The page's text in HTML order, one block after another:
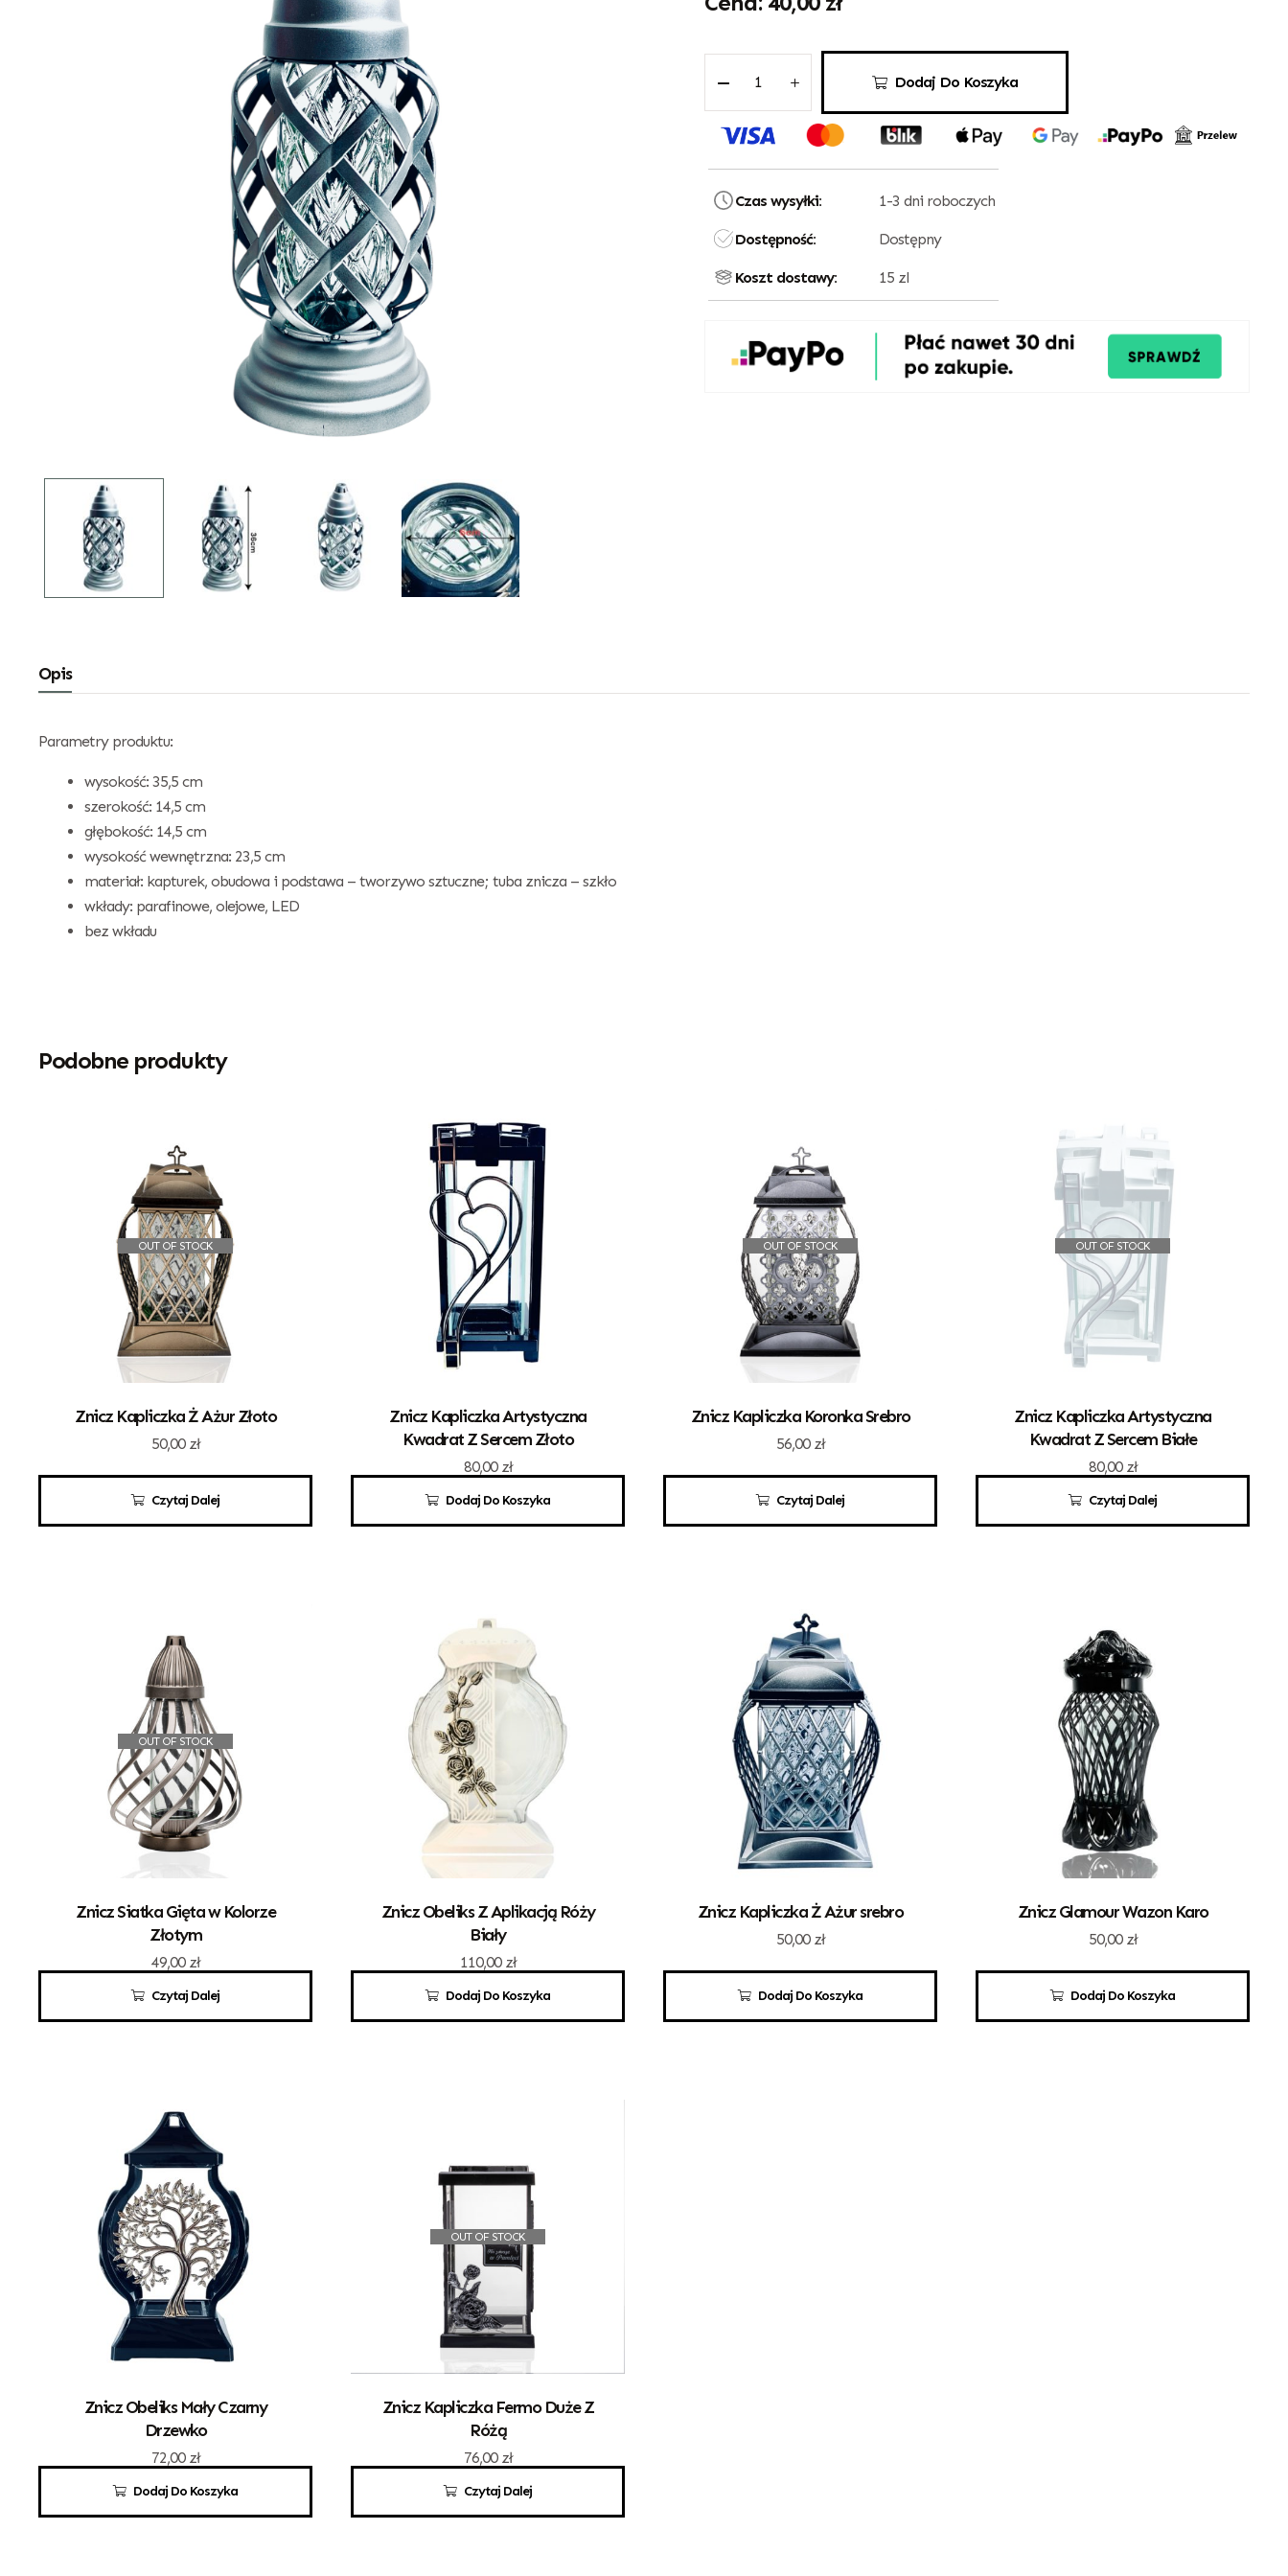
Dodaj Do Koszyka
Czas wysyłki: 1-3 dni roboczych
Dostępność: Dostępny
Koszt dostawy: 15 zl
Opis
Parametry produktu:
wysokość: 35,5 cm
szerokość: 14,5 cm
głębokość: 14,5 cm
wysokość wewnętrzna: 23,5 cm
materiał: kapturek, obudowa i podstawa – tworzywo sztuczne; tuba znicza – szkło
wkłady: parafinowe, olejowe, LED
bez wkładu
Podobne produkty
OUT OF STOCK
Czytaj Dalej
Znicz Kapliczka Ż Ażur Złoto
50,00 zł
Dodaj Do Koszyka
Znicz Kapliczka Artystyczna
Kwadrat Z Sercem Złoto
80,00 zł
OUT OF STOCK
Czytaj Dalej
Znicz Kapliczka Koronka Srebro
56,00 zł
OUT OF STOCK
Czytaj Dalej
Znicz Kapliczka Artystyczna
Kwadrat Z Sercem Białe
80,00 zł
OUT OF STOCK
Czytaj Dalej
Znicz Siatka Gięta w Kolorze
Złotym
49,00 zł
Dodaj Do Koszyka
Znicz Obeliks Z Aplikacją Róży
Biały
110,00 zł
Dodaj Do Koszyka
Znicz Kapliczka Ż Ażur srebro
50,00 zł
Dodaj Do Koszyka
Znicz Glamour Wazon Karo
50,00 zł
Dodaj Do Koszyka
Znicz Obeliks Mały Czarny
Drzewko
72,00 zł
OUT OF STOCK
Czytaj Dalej
Znicz Kapliczka Fermo Duże Z
Różą
76,00 zł